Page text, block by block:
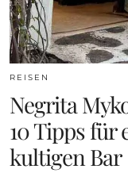
REISEN
Negrita
10 Tipps für
kultigen Bar